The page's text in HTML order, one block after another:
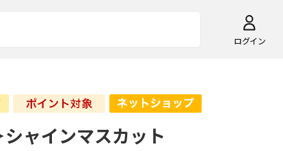
ログイン
ャインマスカット